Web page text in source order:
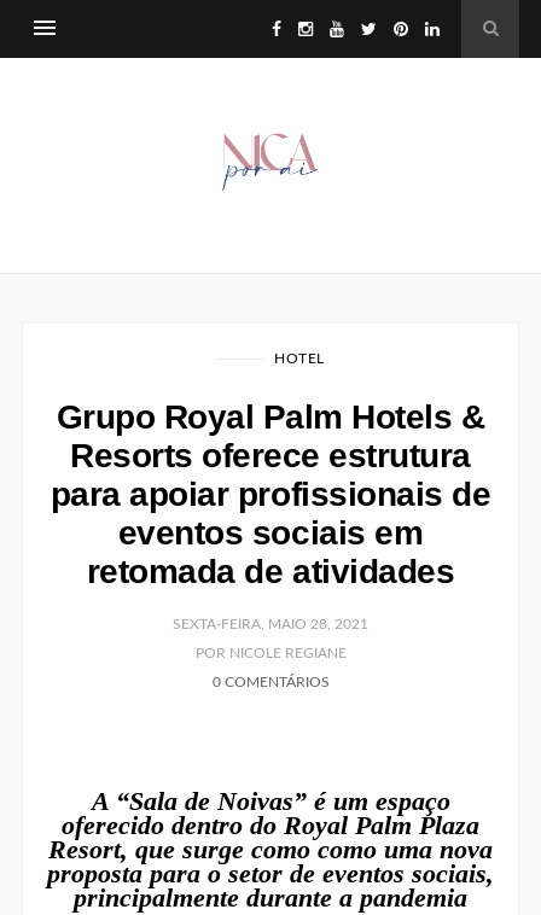
HOTEL
Grupo Royal Palm Hotels &
Resorts oferece estrutura
para apoiar profissionais de
eventos sociais em
retomada de atividades
SEXTA-FEIRA, MAIO 28, 2021
POR NICOLE REGIANE
0 COMENTÁRIOS
A “Sala de Noivas” é um espaço
oferecido dentro do Royal Palm Plaza
Resort, que surge como como uma nova
proposta para o setor de eventos sociais,
principalmente durante a pandemia